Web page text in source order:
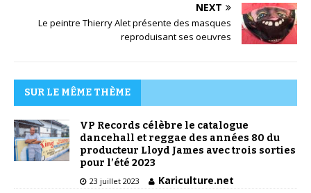
NEXT
Le peintre Thierry Alet présente des masques
reproduisant ses oeuvres
SUR LE MÊME THÈME
VP Records célèbre le catalogue
dancehall et reggae des années 80 du
producteur Lloyd James avec trois sorties
pour l’été 2023
23 juillet 2023 Kariculture.net